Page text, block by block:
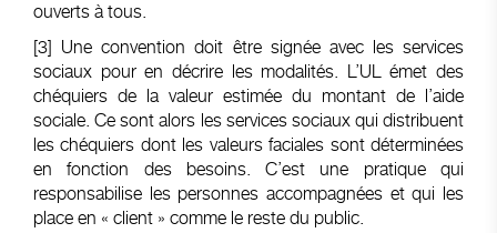
ouverts à tous.
[3] Une convention doit être signée avec les services
sociaux pour en décrire les modalités. L’UL émet des
chéquiers de la valeur estimée du montant de l’aide
sociale. Ce sont alors les services sociaux qui distribuent
les chéquiers dont les valeurs faciales sont déterminées
en fonction des besoins. C’est une pratique qui
responsabilise les personnes accompagnées et qui les
place en « client » comme le reste du public.